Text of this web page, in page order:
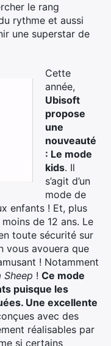
le rang
rythme et aussi
une superstar de
Cette
année,
Ubisoft
propose
une
nouveauté
: Le mode
kids. Il
s’agit d’un
mode de
enfants ! Et, plus
de 12 ans. Le
toute sécurité sur
vous avouera que
! Notamment
Sheep ! Ce mode
puisque les
Une excellente
avec des
réalisables par
si certains